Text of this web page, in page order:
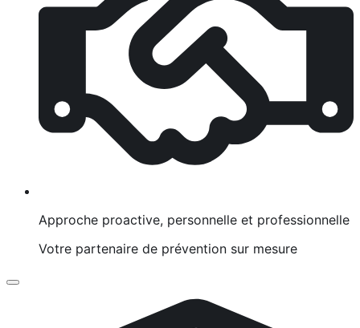
Approche proactive, personnelle et professionnelle
Votre partenaire de prévention sur mesure